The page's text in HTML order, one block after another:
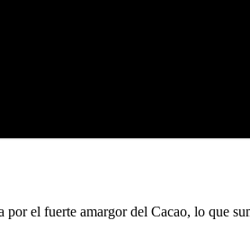
el fuerte amargor del Cacao, lo que